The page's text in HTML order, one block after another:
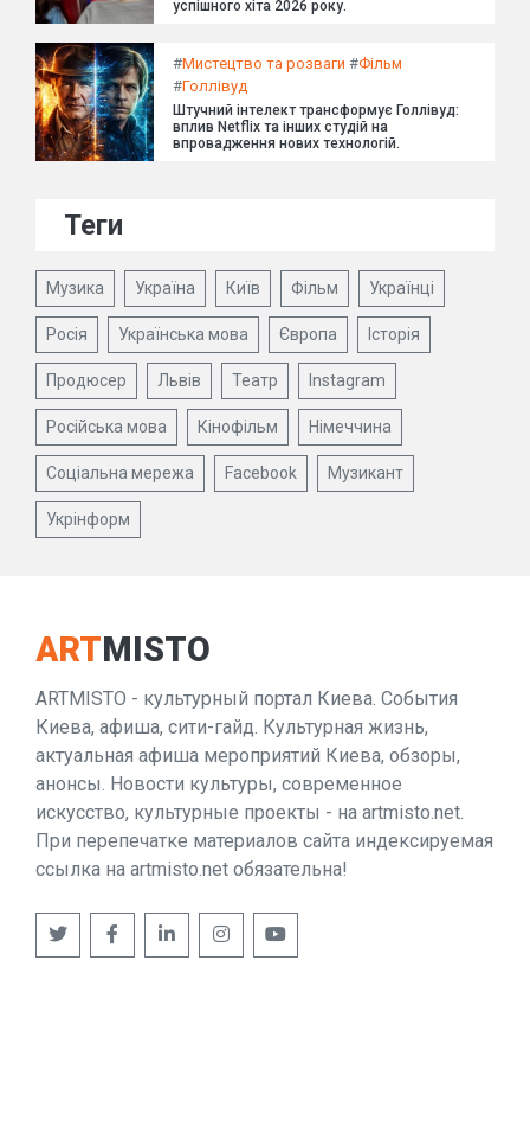
успішного хіта 2026 року.
#Мистецтво та розваги #Фільм
#Голлівуд
Штучний інтелект трансформує Голлівуд:
вплив Netflix та інших студій на
впровадження нових технологій.
Теги
Музика Україна Київ Фільм Українці
Росія Українська мова Європа Історія
Продюсер Львів Театр Instagram
Російська мова Кінофільм Німеччина
Соціальна мережа Facebook Музикант
Укрінформ
ARTMISTO
ARTMISTO - культурный портал Киева. События
Киева, афиша, сити-гайд. Культурная жизнь,
актуальная афиша мероприятий Киева, обзоры,
анонсы. Новости культуры, современное
искусство, культурные проекты - на artmisto.net.
При перепечатке материалов сайта индексируемая
ссылка на artmisto.net обязательна!